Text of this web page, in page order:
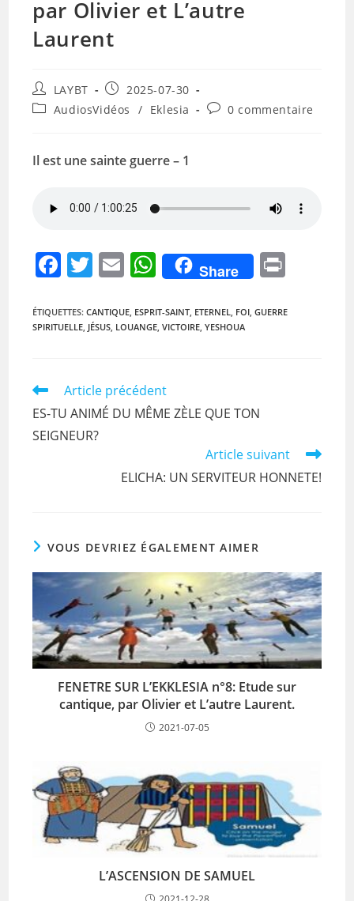
par Olivier et L’autre
Laurent
Auteur/autrice
de
la
LAYBT
Publication
publiée :
2025-07-30
PostAudiosVidéos / Eklesia
Commentaires
0 commentaire
Il est une sainte guerre – 1
F
c
e
o
o
k
T
itt
er
E
ai
l
W
h
at
s
p
p
Share
t
ÉTIQUETTES:CANTIQUE ESPRIT-SAINT ETERNEL FOI GUERRE
SPIRITUELLE JÉSUS LOUANGE VICTOIRE YESHOUA
Read
articles
Article précédent
ES-TU ANIMÉ DU MÊME ZÈLE QUE TON
SEIGNEUR?
Article suivant
ELICHA: UN SERVITEUR HONNETE!
VOUS DEVRIEZ ÉGALEMENT AIMER
FENETRE SUR L’EKKLESIA n°8: Etude sur
cantique, par Olivier et L’autre Laurent.
2021-07-05
L’ASCENSION DE SAMUEL